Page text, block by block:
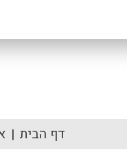
דף הבית